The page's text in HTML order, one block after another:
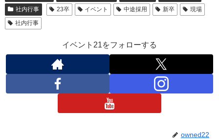
社内行事
23卒 イベント 中途採用 新卒
現場
社内行事
イベント21をフォローする
owned22